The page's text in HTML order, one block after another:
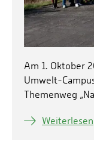
Am 1. Oktober
Umwelt-
Themenweg
Weiterlesen